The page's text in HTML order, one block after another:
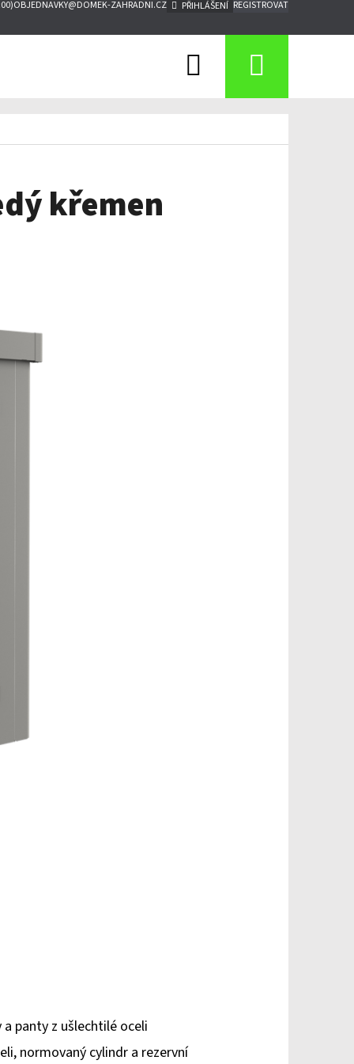
OBJEDNAVKY@DOMEK-ZAHRADNI.CZ PŘIHLÁŠENÍ REGISTROVAT
Hledat
křemen
panty z ušlechtilé oceli
normovaný cylindr a rezervní